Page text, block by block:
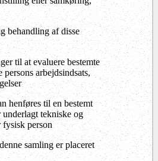
behandling af disse
til at evaluere bestemte
arbejdsindsats,
henføres til en bestemt
underlagt tekniske og
person
samling er placeret